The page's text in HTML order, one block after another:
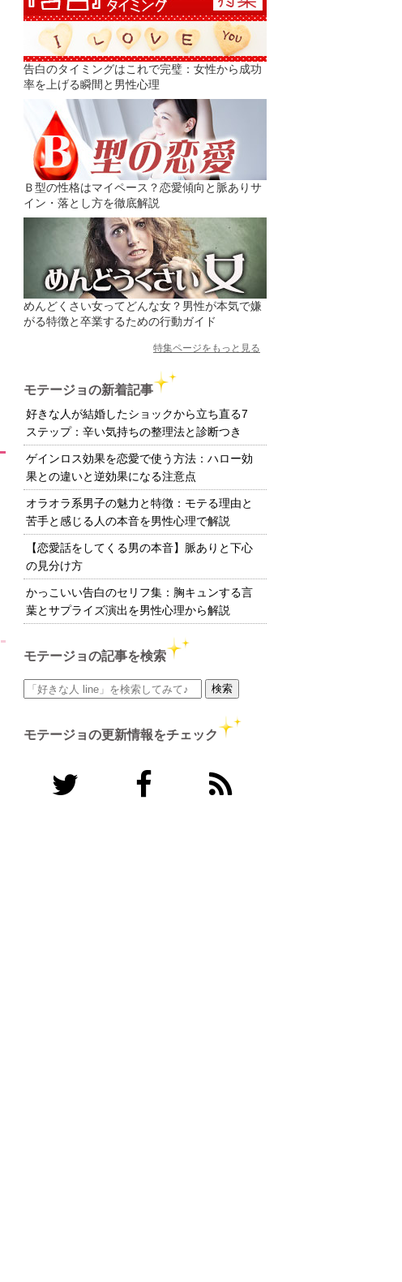
告白のタイミングはこれで完璧：女性から成功
率を上げる瞬間と男性心理
Ｂ型の性格はマイペース？恋愛傾向と脈ありサ
イン・落とし方を徹底解説
めんどくさい女ってどんな女？男性が本気で嫌
がる特徴と卒業するための行動ガイド
特集ページをもっと見る
モテージョの新着記事
好きな人が結婚したショックから立ち直る7
ステップ：辛い気持ちの整理法と診断つき
ゲインロス効果を恋愛で使う方法：ハロー効
果との違いと逆効果になる注意点
オラオラ系男子の魅力と特徴：モテる理由と
苦手と感じる人の本音を男性心理で解説
【恋愛話をしてくる男の本音】脈ありと下心
の見分け方
かっこいい告白のセリフ集：胸キュンする言
葉とサプライズ演出を男性心理から解説
モテージョの記事を検索
モテージョの更新情報をチェック